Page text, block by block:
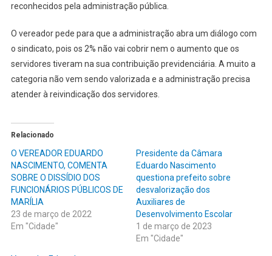
reconhecidos pela administração pública.
O vereador pede para que a administração abra um diálogo com
o sindicato, pois os 2% não vai cobrir nem o aumento que os
servidores tiveram na sua contribuição previdenciária. A muito a
categoria não vem sendo valorizada e a administração precisa
atender à reivindicação dos servidores.
Relacionado
O VEREADOR EDUARDO
NASCIMENTO, COMENTA
SOBRE O DISSÍDIO DOS
FUNCIONÁRIOS PÚBLICOS DE
MARÍLIA
23 de março de 2022
Em "Cidade"
Presidente da Câmara
Eduardo Nascimento
questiona prefeito sobre
desvalorização dos
Auxiliares de
Desenvolvimento Escolar
1 de março de 2023
Em "Cidade"